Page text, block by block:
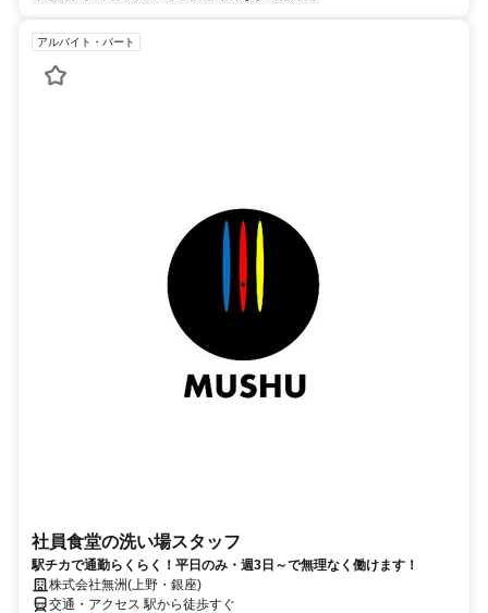
アルバイト・パート
社員食堂の洗い場スタッフ
駅チカで通勤らくらく！平日のみ・週3日～で無理なく働けます！
株式会社無洲(上野・銀座)
交通・アクセス 駅から徒歩すぐ